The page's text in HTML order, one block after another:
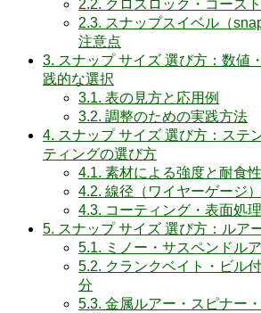
2.2. クロスロック・コース
2.3. スナップスイベル（
注意点
3. スナップ サイズ 選び方：数値
践的な選択
3.1. 表の見方と応用例
3.2. 調整のための実践方法
4. スナップ サイズ 選び方：ステ
ティングの選び方
4.1. 素材による強度と耐食
4.2. 線径（ワイヤーゲージ
4.3. コーティング・表面処
5. スナップ サイズ 選び方：ルア
5.1. ミノー・サスペンドル
5.2. クランクベイト・ビル
分
5.3. 金属ルアー・スピナー